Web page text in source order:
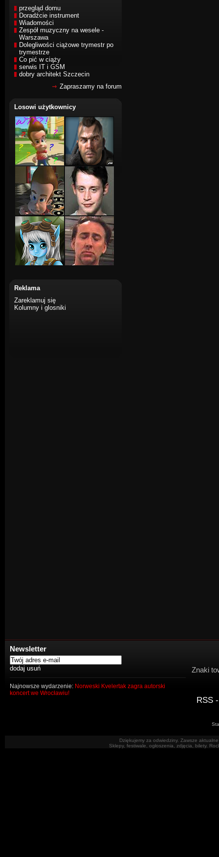
przegląd domu
Doradźcie instrument
Wiadomości
Zespół muzyczny na wesele -
Warszawa
Dolegliwości ciążowe trymestr po
trymestrze
Co pić w ciąży
serwis IT i GSM
dobry architekt Szczecin
Zapraszamy na forum
Losowi użytkownicy
Reklama
Zareklamuj się
Kolumny i glosniki
Newsletter
Najnowsze wydarzenie: Norweski Kvelertak zagra autorski
koncert we Wrocławiu!
Znaki
RSS
Dziękujemy za odwiedziny. Zawsze
Sklepy, festiwale, ogłoszenia, zdjęcia, bilety.